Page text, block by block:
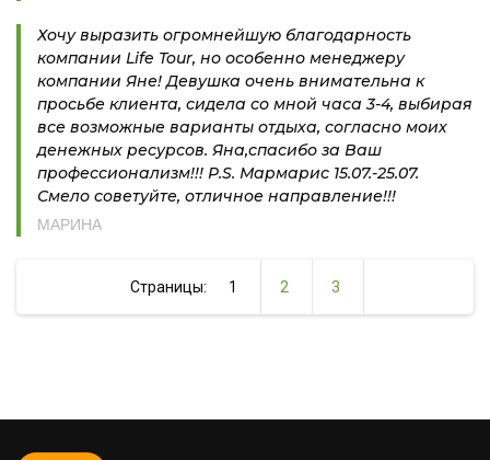
Хочу выразить огромнейшую благодарность
компании Life Tour, но особенно менеджеру
компании Яне! Девушка очень внимательна к
просьбе клиента, сидела со мной часа 3-4, выбирая
все возможные варианты отдыха, согласно моих
денежных ресурсов. Яна,спасибо за Ваш
профессионализм!!! P.S. Мармарис 15.07.-25.07.
Смело советуйте, отличное направление!!!
МАРИНА
Страницы: 1 2 3